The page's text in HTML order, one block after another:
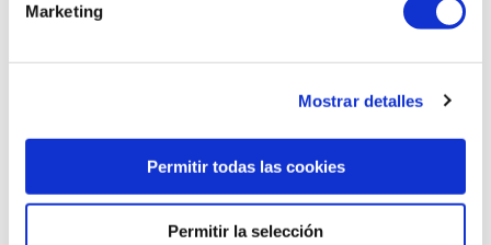
Marketing
Mostrar detalles
Permitir todas las cookies
Permitir la selección
Plat Lorea verd Plat Lorea rosa